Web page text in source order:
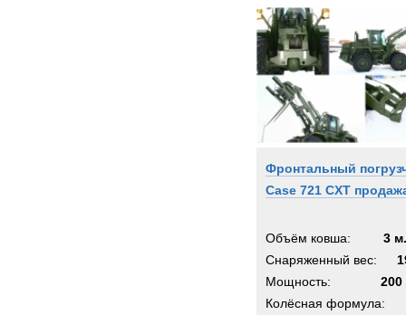
Фронтальный
Case 721 CXT
Объём ковша:
3
Снаряженный вес:
Мощность:
200
Колёсная формула: